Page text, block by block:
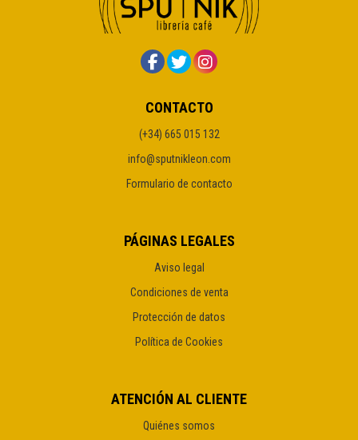
CONTACTO
(+34) 665 015 132
info@sputnikleon.com
Formulario de contacto
PÁGINAS LEGALES
Aviso legal
Condiciones de venta
Protección de datos
Política de Cookies
ATENCIÓN AL CLIENTE
Quiénes somos